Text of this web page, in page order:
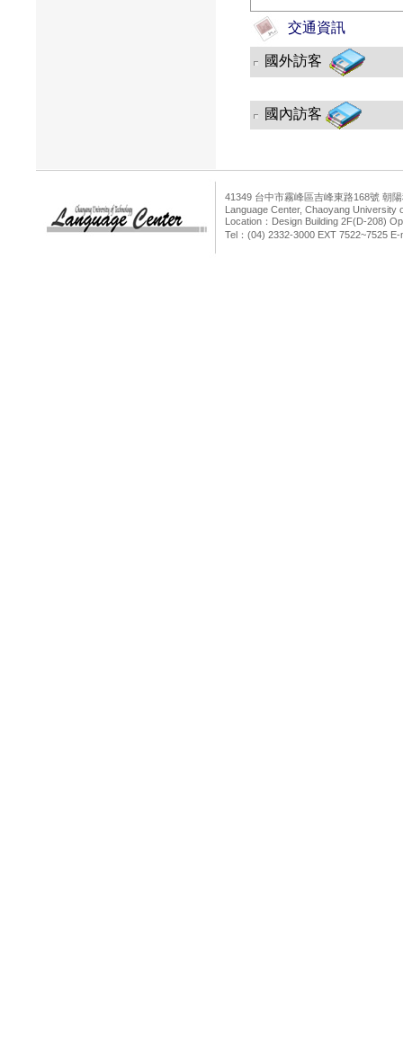
交通資訊
國外訪客
國內訪客
41349 台中市霧峰區吉峰東路168號 朝
Language Center, Chaoyang University
Location：Design Building 2F(D-208)
Tel：(04) 2332-3000 EXT 7522~7525